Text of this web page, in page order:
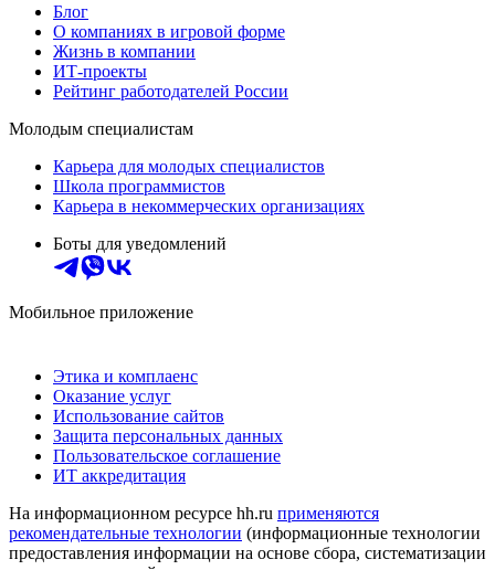
Блог
О компаниях в игровой форме
Жизнь в компании
ИТ-проекты
Рейтинг работодателей России
Молодым специалистам
Карьера для молодых специалистов
Школа программистов
Карьера в некоммерческих организациях
Боты для уведомлений
Мобильное приложение
Этика и комплаенс
Оказание услуг
Использование сайтов
Защита персональных данных
Пользовательское соглашение
ИТ аккредитация
На информационном ресурсе hh.ru применяются
рекомендательные технологии (информационные технологии
предоставления информации на основе сбора, систематизации